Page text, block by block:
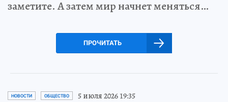
заметите. А затем мир начнет меняться…
ПРОЧИТАТЬ
НОВОСТИ ОБЩЕСТВО 5 июля 2026 19:35